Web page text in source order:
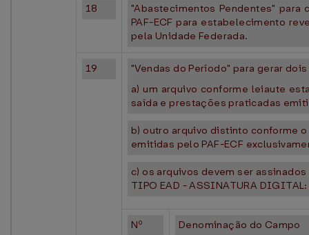
18
"Abastecimentos Pendentes"
PAF-ECF para estabelecimento
pela Unidade Federada.
19
"Vendas do Período" para gerar
a) um arquivo conforme leiaute
saída e prestações praticadas
b) outro arquivo distinto conforme
emitidas pelo PAF-ECF
c) os arquivos devem ser
TIPO EAD - ASSINATURA DIGITAL:
Nº Denominação do Campo